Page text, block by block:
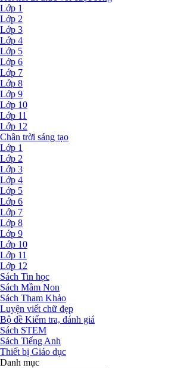
Lớp 1
Lớp 2
Lớp 3
Lớp 4
Lớp 5
Lớp 6
Lớp 7
Lớp 8
Lớp 9
Lớp 10
Lớp 11
Lớp 12
Chân trời sáng tạo
Lớp 1
Lớp 2
Lớp 3
Lớp 4
Lớp 5
Lớp 6
Lớp 7
Lớp 8
Lớp 9
Lớp 10
Lớp 11
Lớp 12
Sách Tin học
Sách Mầm Non
Sách Tham Khảo
Luyện viết chữ đẹp
Bộ đề Kiểm tra, đánh giá
Sách STEM
Sách Tiếng Anh
Thiết bị Giáo dục
Danh mục